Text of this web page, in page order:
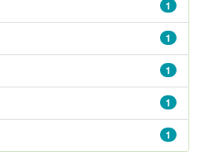
1
1
1
1
1